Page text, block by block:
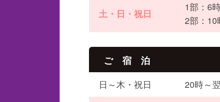
土・日・祝日
1部：6
2部：10
ご 宿 泊
日～木・祝日
20時～